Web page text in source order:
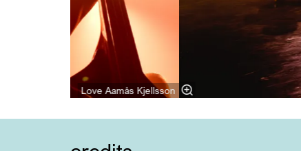
Love Aamås Kjellsson